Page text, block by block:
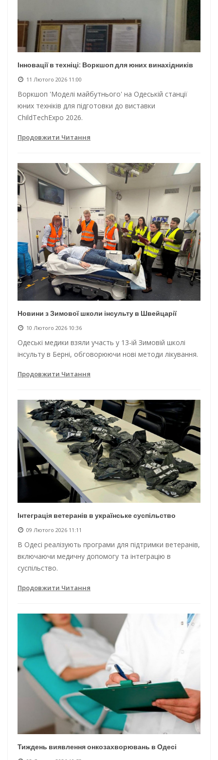
Інновації в техніці: Воркшоп для юних винахідників
11 Лютого 2026 11:00
Воркшоп 'Моделі майбутнього' на Одеській станції
юних техніків для підготовки до виставки
ChildTechExpo 2026.
Продовжити Читання
Новини з Зимової школи інсульту в Швейцарії
10 Лютого 2026 10:36
Одеські медики взяли участь у 13-ій Зимовій школі
інсульту в Берні, обговорюючи нові методи лікування.
Продовжити Читання
Інтеграція ветеранів в українське суспільство
09 Лютого 2026 11:11
В Одесі реалізують програми для підтримки ветеранів,
включаючи медичну допомогу та інтеграцію в
суспільство.
Продовжити Читання
Тиждень виявлення онкозахворювань в Одесі